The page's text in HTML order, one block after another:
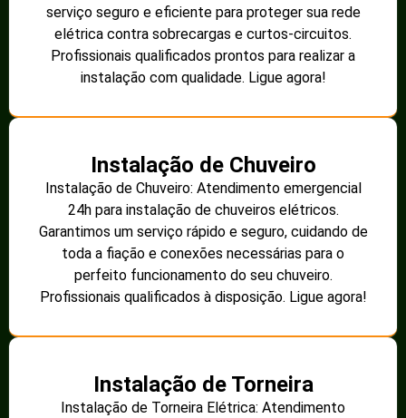
serviço seguro e eficiente para proteger sua rede
elétrica contra sobrecargas e curtos-circuitos.
Profissionais qualificados prontos para realizar a
instalação com qualidade. Ligue agora!
Instalação de Chuveiro
Instalação de Chuveiro: Atendimento emergencial
24h para instalação de chuveiros elétricos.
Garantimos um serviço rápido e seguro, cuidando de
toda a fiação e conexões necessárias para o
perfeito funcionamento do seu chuveiro.
Profissionais qualificados à disposição. Ligue agora!
Instalação de Torneira
Instalação de Torneira Elétrica: Atendimento